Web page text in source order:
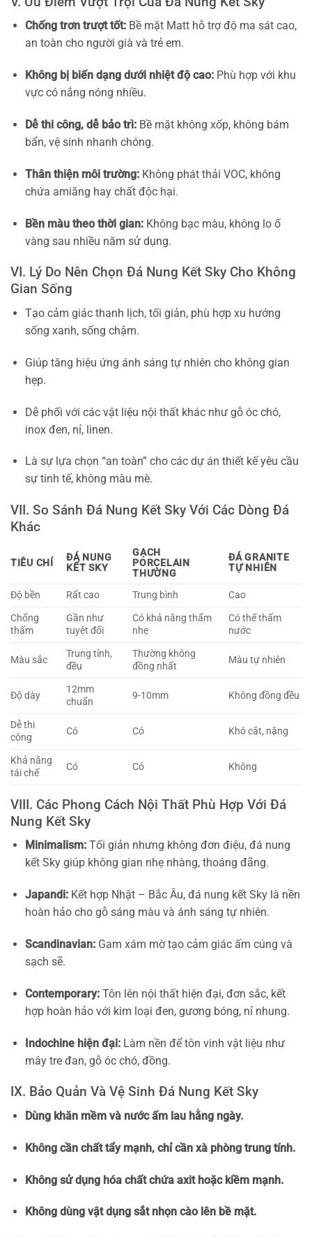
Chống trơn trượt tốt:Bề mặt Matt hỗ trợ độ ma sát cao,
an toàn cho người già và trẻ em.
Không bị biến dạng dưới nhiệt độ cao:Phù hợp với khu
vực có nắng nóng nhiều.
Dễ thi công, dễ bảo trì:Bề mặt không xốp, không bám
bẩn, vệ sinh nhanh chóng.
Thân thiện môi trường:Không phát thải VOC, không
chứa amiăng hay chất độc hại.
Bền màu theo thời gian:Không bạc màu, không lo ố
vàng sau nhiều năm sử dụng.
VI. Lý Do Nên Chọn Đá Nung Kết Sky Cho Không
Gian Sống
Tạo cảm giác thanh lịch, tối giản, phù hợp xu hướng
sống xanh, sống chậm.
Giúp tăng hiệu ứng ánh sáng tự nhiên cho không gian
hẹp.
Dễ phối với các vật liệu nội thất khác như gỗ óc chó,
inox đen, nỉ, linen.
Là sự lựa chọn “an toàn” cho các dự án thiết kế yêu cầu
sự tinh tế, không màu mè.
VII. So Sánh Đá Nung Kết Sky Với Các Dòng Đá
Khác
TIÊU CHÍ
ĐÁ NUNG
KẾT SKY
GẠCH
PORCELAIN
THƯỜNG
ĐÁ GRANITE
TỰ NHIÊN
Độ bền Rất cao Trung bình
Cao
Chống
thấm
Gần như
tuyệt đối
Có khả năng thấm
nhẹ
Có thể thấm
nước
Màu sắc
Trung tính,
đều
Thường không
đồng nhất
Màu tự nhiên
Độ dày
12mm
chuẩn
9-10mm Không đồng đều
Dễ thi
công
Có Có Khó cắt, nặng
Khả năng
tái chế
Có Có Không
VIII. Các Phong Cách Nội Thất Phù Hợp Với Đá
Nung Kết Sky
Minimalism:Tối giản nhưng không đơn điệu, đá nung
kết Sky giúp không gian nhẹ nhàng, thoáng đãng.
Japandi:Kết hợp Nhật – Bắc Âu, đá nung kết Sky là nền
hoàn hảo cho gỗ sáng màu và ánh sáng tự nhiên.
Scandinavian:Gam xám mờ tạo cảm giác ấm cúng và
sạch sẽ.
Contemporary:Tôn lên nội thất hiện đại, đơn sắc, kết
hợp hoàn hảo với kim loại đen, gương bóng, nỉ nhung.
Indochine hiện đại:Làm nền để tôn vinh vật liệu như
mây tre đan, gỗ óc chó, đồng.
IX. Bảo Quản Và Vệ Sinh Đá Nung Kết Sky
Dùng khăn mềm và nước ấm lau hằng ngày.
Không cần chất tẩy mạnh, chỉ cần xà phòng trung tính.
Không sử dụng hóa chất chứa axit hoặc kiềm mạnh.
Không dùng vật dụng sắt nhọn cào lên bề mặt.